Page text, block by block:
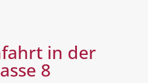
in der
8